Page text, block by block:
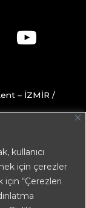
kullanıcı
için çerezler
için “Çerezleri
– İZMİR /